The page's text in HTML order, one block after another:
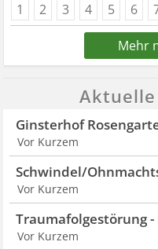
1 2 3 4 5 6
Mehr
Aktuelle
Ginsterhof
Vor Kurzem
Schwindel/
Vor Kurzem
Traumafolgestörung
Vor Kurzem